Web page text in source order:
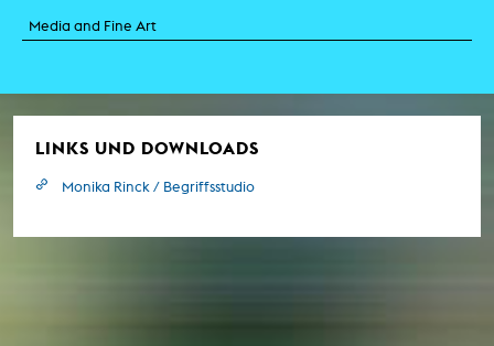
Media and Fine Art
LINKS UND DOWNLOADS
Monika Rinck / Begriffsstudio